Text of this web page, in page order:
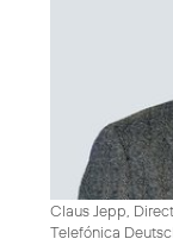
Claus Jepp,
Telefónica